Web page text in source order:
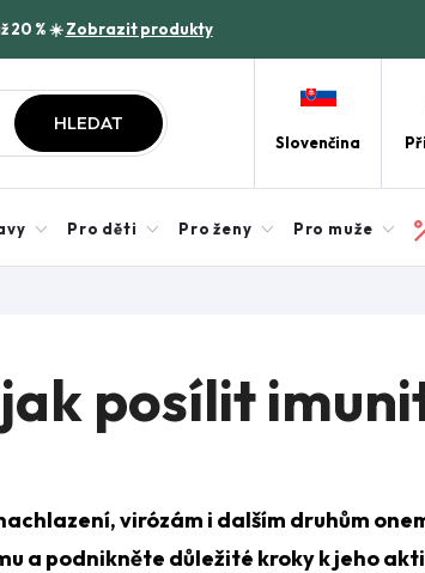
20 % ☀️Zobrazit produkty
HLEDAT
Slovenčina
Pro děti Pro ženy Pro muže
posílit
virózám i dalším druhům
a podnikněte důležité kroky k jeho